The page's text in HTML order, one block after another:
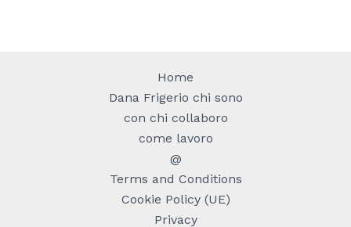
Home
Dana Frigerio chi sono
con chi collaboro
come lavoro
@
Terms and Conditions
Cookie Policy (UE)
Privacy